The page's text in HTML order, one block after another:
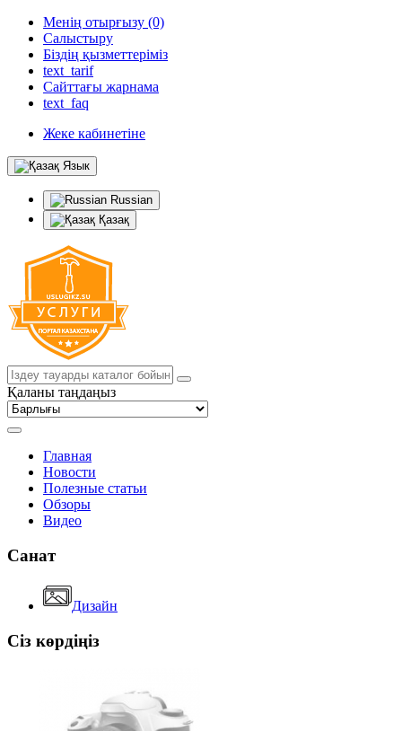
Менің отырғызу (0)
Салыстыру
Біздің қызметтеріміз
text_tarif
Сайттағы жарнама
text_faq
Жеке кабинетіне
Язык
Russian
Қазақ
Қаланы таңдаңыз
Главная
Новости
Полезные статьи
Обзоры
Видео
Санат
Дизайн
Сіз көрдіңіз